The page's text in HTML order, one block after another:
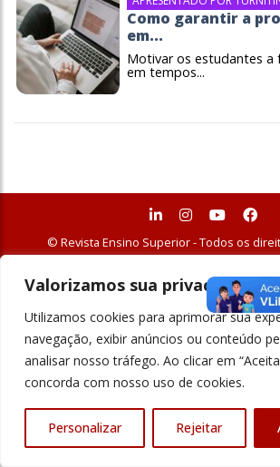
Valorizamos sua privacidade
Utilizamos cookies para aprimorar sua
navegação, exibir anúncios ou conteúdo
analisar nosso tráfego. Ao clicar em
concorda com nosso uso de cookies.
Personalizar Rejeitar
Como garantir a
em...
Motivar os estudantes a
em tempos...
© Revista Ensino Superior - Todos os